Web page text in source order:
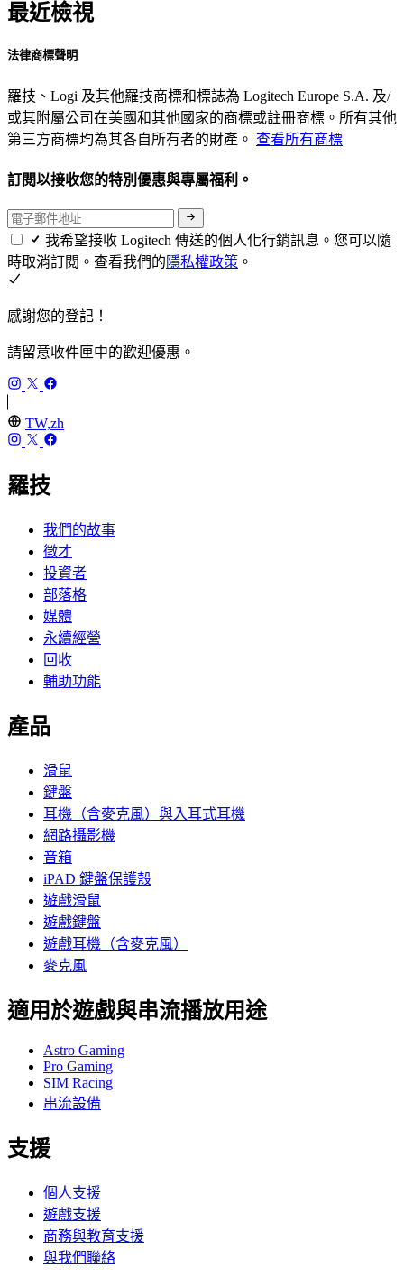
最近檢視
法律商標聲明
羅技、Logi 及其他羅技商標和標誌為 Logitech Europe S.A. 及/
或其附屬公司在美國和其他國家的商標或註冊商標。所有其他
第三方商標均為其各自所有者的財產。 查看所有商標
訂閱以接收您的特別優惠與專屬福利。
我希望接收 Logitech 傳送的個人化行銷訊息。您可以隨
時取消訂閱。查看我們的隱私權政策 。
感謝您的登記！
請留意收件匣中的歡迎優惠。
TW,zh
羅技
我們的故事
徵才
投資者
部落格
媒體
永續經營
回收
輔助功能
產品
滑鼠
鍵盤
耳機（含麥克風）與入耳式耳機
網路攝影機
音箱
iPAD 鍵盤保護殼
遊戲滑鼠
遊戲鍵盤
遊戲耳機（含麥克風）
麥克風
適用於遊戲與串流播放用途
Astro Gaming
Pro Gaming
SIM Racing
串流設備
支援
個人支援
遊戲支援
商務與教育支援
與我們聯絡